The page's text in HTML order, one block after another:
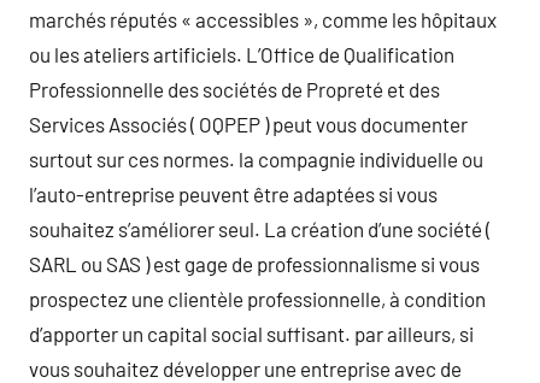
marchés réputés « accessibles », comme les hôpitaux
ou les ateliers artificiels. L’Office de Qualification
Professionnelle des sociétés de Propreté et des
Services Associés ( OQPEP ) peut vous documenter
surtout sur ces normes. la compagnie individuelle ou
l’auto-entreprise peuvent être adaptées si vous
souhaitez s’améliorer seul. La création d’une société (
SARL ou SAS ) est gage de professionnalisme si vous
prospectez une clientèle professionnelle, à condition
d’apporter un capital social suffisant. par ailleurs, si
vous souhaitez développer une entreprise avec de